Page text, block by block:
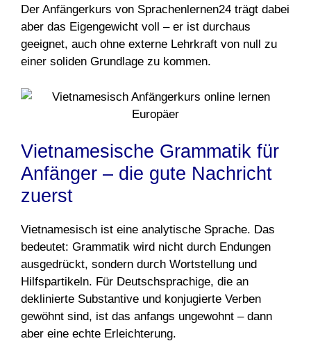
Der Anfängerkurs von Sprachenlernen24 trägt dabei
aber das Eigengewicht voll – er ist durchaus
geeignet, auch ohne externe Lehrkraft von null zu
einer soliden Grundlage zu kommen.
Vietnamesische Grammatik für
Anfänger – die gute Nachricht
zuerst
Vietnamesisch ist eine analytische Sprache. Das
bedeutet: Grammatik wird nicht durch Endungen
ausgedrückt, sondern durch Wortstellung und
Hilfspartikeln. Für Deutschsprachige, die an
deklinierte Substantive und konjugierte Verben
gewöhnt sind, ist das anfangs ungewohnt – dann
aber eine echte Erleichterung.